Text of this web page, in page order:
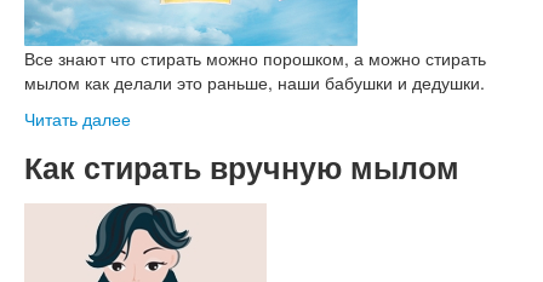
Все знают что стирать можно порошком, а можно стирать
мылом как делали это раньше, наши бабушки и дедушки.
Читать далее
Как стирать вручную мылом